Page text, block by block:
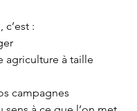
c’est :
agriculture à taille
campagnes